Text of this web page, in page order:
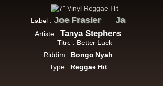
Eu
Taylor Alligator Dubs
Label :Joe Frasier Ja
Artiste :Tanya Stephens
Titre : Better Luck
Riddim : Bongo Nyah
Type : Reggae Hit